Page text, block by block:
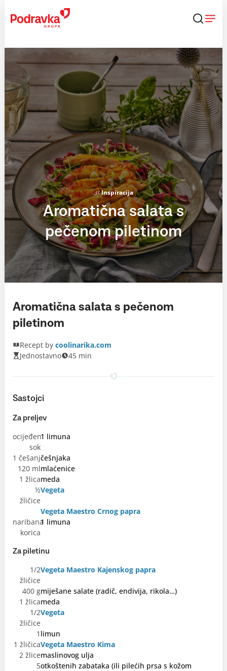
content
Inspiracija
Aromatična salata s
pečenom piletinom
Aromatična salata s pečenom
piletinom
Recept by coolinarika.com
Jednostavno
45 min
Sastojci
Za preljev
ocijeđen
sok
1 limuna
1 češanjčešnjaka
120 mlmlaćenice
1 žlicameda
½
žličice
Vegeta
Vegeta Maestro Crnog papra
naribana
korica
1 limuna
Za piletinu
1/2
žličice
Vegeta Maestro Kajenskog papra
400 gmiješane salate (radič, endivija, rikola…)
1 žlicameda
1/2
žličice
Vegeta
1 limun
1 žličicaVegeta Maestro Kima
2 žlicemaslinovog ulja
5otkoštenih zabataka (ili pilećih prsa s kožom